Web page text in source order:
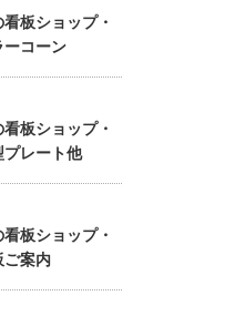
板ショップ・
コーン
板ショップ・
レート他
板ショップ・
案内